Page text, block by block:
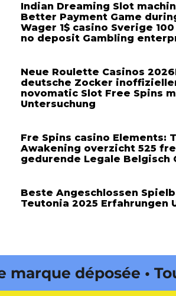
Indian Dreaming Slot
Better Payment Game
Wager 1$ casino Sverige
no deposit Gambling
Neue Roulette Casinos
deutsche Zocker
novomatic Slot Free Spins
Untersuchung
Fre Spins casino Elements:
Awakening overzicht 525
gedurende Legale Belgisch
Beste Angeschlossen
Teutonia 2025 Erfahrungen
déposée • Tous